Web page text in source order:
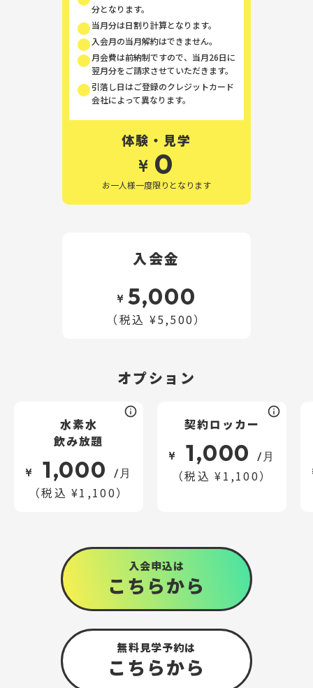
分となります。
当月分は日割り計算となります。
入会月の当月解約はできません。
月会費は前納制ですので、当月26日に
翌月分をご請求させていただきます。
引落し日はご登録のクレジットカード
会社によって異なります。
体験・見学
¥ 0
お一人様一度限りとなります
入会金
¥ 5,000
（税込 ¥5,500）
オプション
水素水
飲み放題
¥ 1,000 /月
（税込 ¥1,100）
契約ロッカー
¥ 1,000 /月
（税込 ¥1,100）
入会申込は
こちらから
無料見学予約は
こちらから